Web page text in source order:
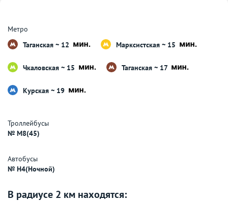
Метро
Таганская ~ 12
Марксистская ~ 15
Чкаловская ~ 15 Таганская ~ 17
Курская ~ 19
Троллейбусы
№ M8(45)
Автобусы
№ H4(Ночной)
В радиусе 2 км находятся: